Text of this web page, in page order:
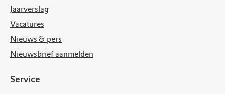
Jaarverslag
Vacatures
Nieuws & pers
Nieuwsbrief aanmelden
Service